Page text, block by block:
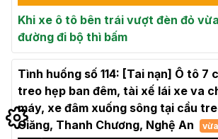
Khi xe ô tô bên trái vượt đèn đỏ
đường đi bộ thì bấm
Tình huống số 114: [Tai nạn] Ô tô 7
treo hẹp ban đêm, tài xế lái xe va
máy, xe đâm xuống sông tại cầu
Giăng, Thanh Chương, Nghệ An
vừa